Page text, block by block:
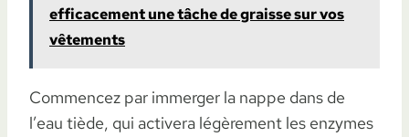
efficacement une tâche de graisse sur vos
vêtements
Commencez par immerger la nappe dans de
l’eau tiède, qui activera légèrement les enzymes